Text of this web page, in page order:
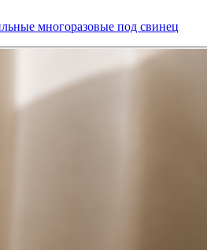
многоразовые под свинец